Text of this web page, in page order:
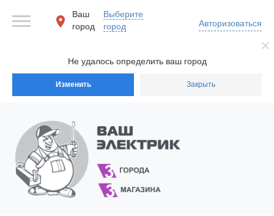
Не удалось определить ваш город
Изменить Закрыть
Ваш
город
Выберите
город
Авторизоваться